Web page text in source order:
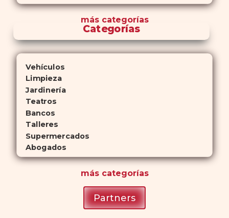
máscategorías
Categorías
Vehículos
Limpieza
Jardinería
Teatros
Bancos
Talleres
Supermercados
Abogados
máscategorías
Partners